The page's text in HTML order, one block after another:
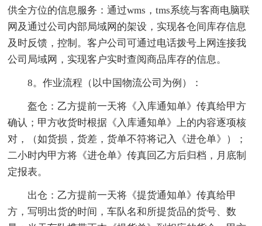
供全方位的信息服务：通过wms，tms系统与客商电脑联
网及通过公司内部局域网的架设，实现各仓间库存信息
及时反馈，控制。客户公司可通过电话拨号上网连接我
公司局域网，实现客户实时查阅商品库存的信息。
8。作业流程（以中国物流公司为例）：
盔仓：乙方提前一天将《入库通知单》传真给甲方
确认；甲方收货时根据《入库通知单》上的内容逐项核
对，（如货损，货差，货单不符将记入《进仓单》）；
二小时内甲方将《进仓单》传真回乙方后归档，月底制
定报表。
出仓：乙方提前一天将《提货通知单》传真给甲
方，写明出货的时间，车队名和所提货品的货号、数